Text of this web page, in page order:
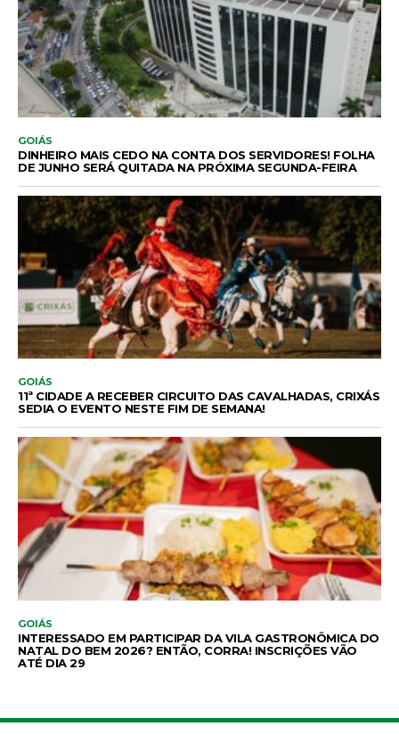
GOIÁS
DINHEIRO MAIS CEDO NA CONTA DOS SERVIDORES! FOLHA
DE JUNHO SERÁ QUITADA NA PRÓXIMA SEGUNDA-FEIRA
GOIÁS
11ª CIDADE A RECEBER CIRCUITO DAS CAVALHADAS, CRIXÁS
SEDIA O EVENTO NESTE FIM DE SEMANA!
GOIÁS
INTERESSADO EM PARTICIPAR DA VILA GASTRONÔMICA DO
NATAL DO BEM 2026? ENTÃO, CORRA! INSCRIÇÕES VÃO
ATÉ DIA 29